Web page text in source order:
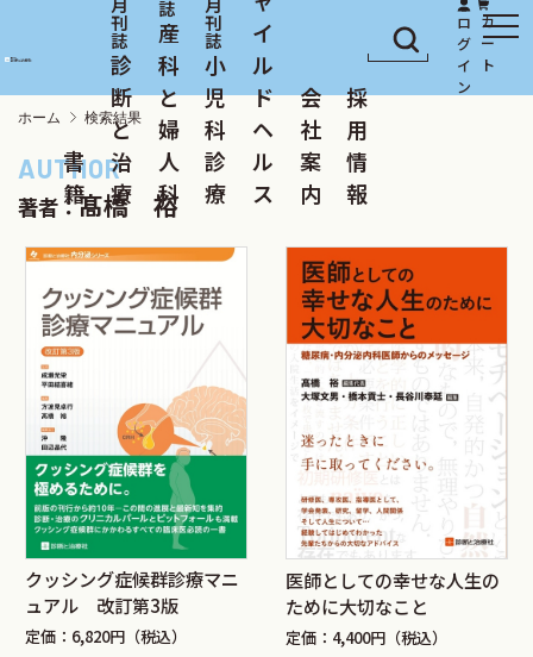
書
籍
診
断
と
治
療
産
科
と
婦
人
科
小
児
科
診
療
イ
ル
ド
ヘ
ル
ス
会
社
案
内
採
用
情
報
ホーム 検索結果
著者：髙橋 裕
クッシング症候群診療マニ
ュアル 改訂第3版
定価：6,820円（税込）
医師としての幸せな人生の
ために大切なこと
定価：4,400円（税込）